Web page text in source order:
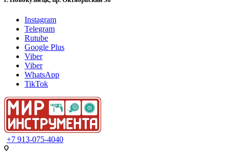
Instagram
Telegram
Rutube
Google Plus
Viber
Viber
WhatsApp
TikTok
+7 913-075-4040